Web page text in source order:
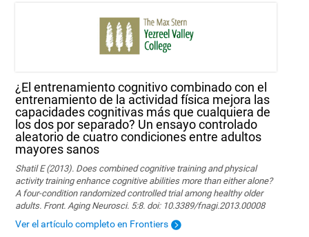
¿El entrenamiento cognitivo combinado con el
entrenamiento de la actividad física mejora las
capacidades cognitivas más que cualquiera de
los dos por separado? Un ensayo controlado
aleatorio de cuatro condiciones entre adultos
mayores sanos
Shatil E (2013). Does combined cognitive training and physical
activity training enhance cognitive abilities more than either alone?
A four-condition randomized controlled trial among healthy older
adults. Front. Aging Neurosci. 5:8. doi: 10.3389/fnagi.2013.00008
Ver el artículo completo en Frontiers